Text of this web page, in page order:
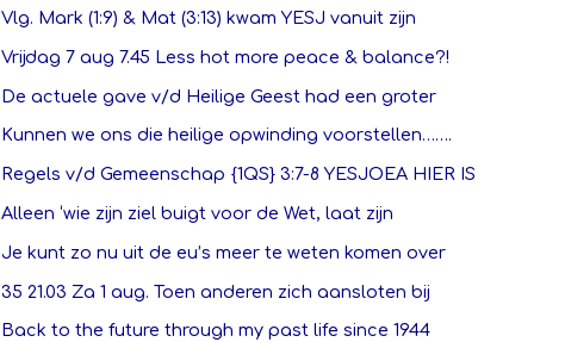
Vlg. Mark (1:9) & Mat (3:13) kwam YESJ vanuit zijn
Vrijdag 7 aug 7.45 Less hot more peace & balance?!
De actuele gave v/d Heilige Geest had een groter
Kunnen we ons die heilige opwinding voorstellen…….
Regels v/d Gemeenschap {1QS} 3:7-8 YESJOEA HIER IS
Alleen ‘wie zijn ziel buigt voor de Wet, laat zijn
Je kunt zo nu uit de eu’s meer te weten komen over
35 21.03 Za 1 aug. Toen anderen zich aansloten bij
Back to the future through my past life since 1944